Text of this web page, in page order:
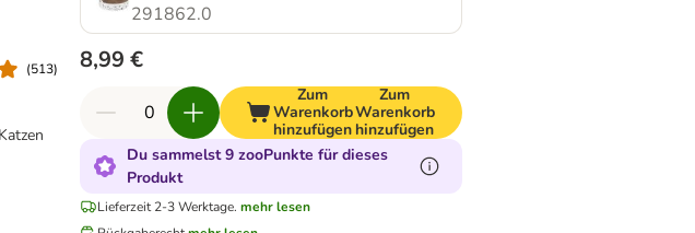
(513)
291862.0
8,99 €
Zum
Warenkorb
hinzufügen
Zum
Warenkorb
hinzufügen
Du sammelst 9 zooPunkte für dieses
Produkt
Lieferzeit 2-3 Werktage. mehr lesen